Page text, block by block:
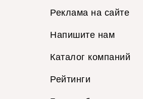
Реклама на сайте
Напишите нам
Каталог компаний
Рейтинги